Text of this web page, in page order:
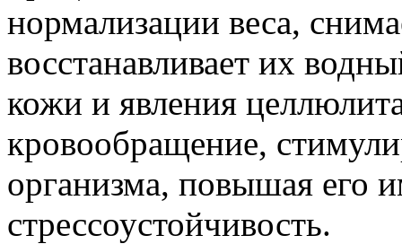
нормализации веса,
восстанавливает их
кожи и явления
кровообращение,
организма, повышая его
стрессоустойчивость.